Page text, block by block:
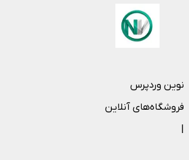
نوین وردپرس
فروشگاه‌های آنلاین